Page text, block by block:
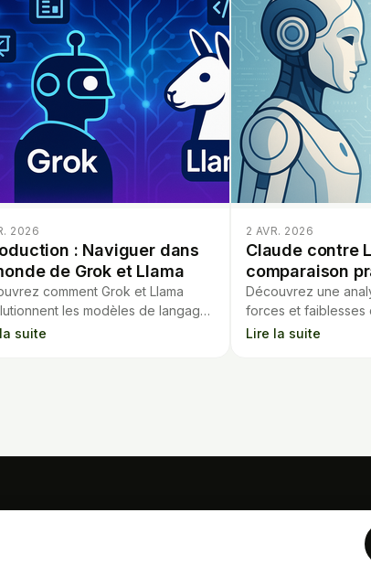
2026
: Naviguer dans
de Grok et Llama
comment Grok et Llama
les modèles de langage
générative. Un guide pour
suite
2 AVR. 2026
Claude contre
comparaison
Découvrez une
forces et faiblesses
pour choisir l’IA la
Lire la suite
Calculateur